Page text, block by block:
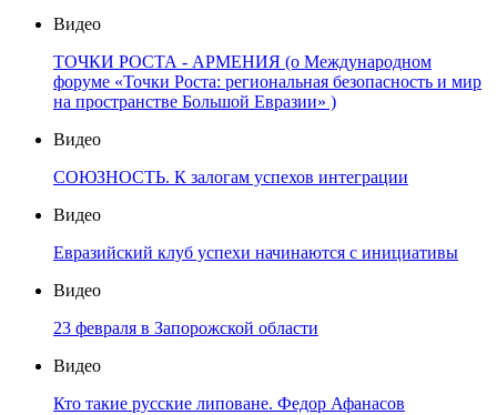
Видео
ТОЧКИ РОСТА - АРМЕНИЯ (о Международном
форуме «Точки Роста: региональная безопасность и мир
на пространстве Большой Евразии» )
Видео
СОЮЗНОСТЬ. К залогам успехов интеграции
Видео
Евразийский клуб успехи начинаются с инициативы
Видео
23 февраля в Запорожской области
Видео
Кто такие русские липоване. Федор Афанасов